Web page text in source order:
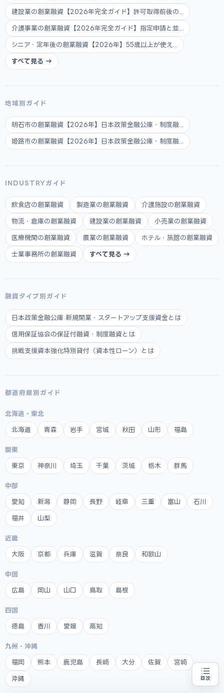
目次
建設業の創業融資【2026年完全ガイド】許可取得前後の...
介護事業の創業融資【2026年完全ガイド】指定申請と並...
シニア・定年後の創業融資【2026年】55歳以上が使え...
すべて見る →
地域別ガイド
明石市の創業融資【2026年】日本政策金融公庫・制度融...
姫路市の創業融資【2026年】日本政策金融公庫・制度融...
INDUSTRYガイド
飲食店の創業融資 製造業の創業融資 介護施設の創業融資
物流・倉庫の創業融資 建設業の創業融資 小売業の創業融資
医療機関の創業融資 農業の創業融資 ホテル・旅館の創業融資
士業事務所の創業融資 すべて見る →
融資タイプ別ガイド
日本政策金融公庫 新規開業・スタートアップ支援資金とは
信用保証協会の保証付融資・制度融資とは
挑戦支援資本強化特別貸付（資本性ローン）とは
都道府県別ガイド
北海道・東北
北海道 青森 岩手 宮城 秋田 山形 福島
関東
東京 神奈川 埼玉 千葉 茨城 栃木 群馬
中部
愛知 新潟 静岡 長野 岐阜 三重 富山 石川
福井 山梨
近畿
大阪 京都 兵庫 滋賀 奈良 和歌山
中国
広島 岡山 山口 鳥取 島根
四国
徳島 香川 愛媛 高知
九州・沖縄
福岡 熊本 鹿児島 長崎 大分 佐賀 宮崎
沖縄